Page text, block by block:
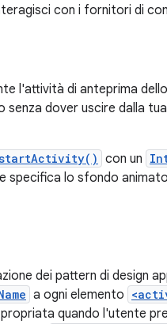
con i fornitori di
l'attività di anteprima
dover uscire dalla
con un
specifica lo sfondo animato
dei pattern di design
a ogni elemento
quando l'utente